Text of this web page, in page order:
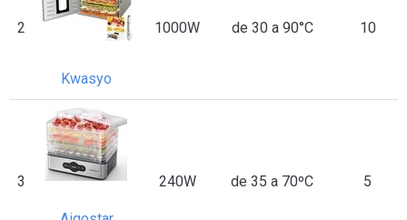
2
Kwasyo
1000W de 30 a 90°C 10
3 240W de 35 a 70ºC 5